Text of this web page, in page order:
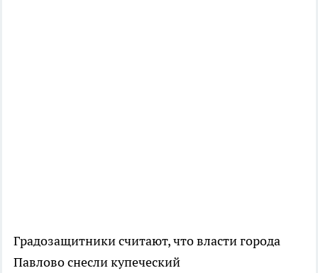
Градозащитники считают, что власти города
Павлово снесли купеческий